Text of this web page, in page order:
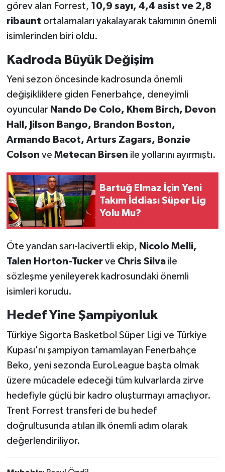
görev alan Forrest, 10,9 sayı, 4,4 asist ve 2,8
ribaunt ortalamaları yakalayarak takımının önemli
isimlerinden biri oldu.
Kadroda Büyük Değişim
Yeni sezon öncesinde kadrosunda önemli
değişikliklere giden Fenerbahçe, deneyimli
oyuncular Nando De Colo, Khem Birch, Devon
Hall, Jilson Bango, Brandon Boston,
Armando Bacot, Arturs Zagars, Bonzie
Colson ve Metecan Birsen ile yollarını ayırmıştı.
Bartuğ Elmaz İçin Yeni
Takım İddiası Süper Lig
Yolu Mu?
Öte yandan sarı-lacivertli ekip, Nicolo Melli,
Talen Horton-Tuckerve Chris Silvaile
sözleşme yenileyerek kadrosundaki önemli
isimleri korudu.
Hedef Yine Şampiyonluk
Türkiye Sigorta Basketbol Süper Ligi ve Türkiye
Kupası'nı şampiyon tamamlayan Fenerbahçe
Beko, yeni sezonda EuroLeague başta olmak
üzere mücadele edeceği tüm kulvarlarda zirve
hedefiyle güçlü bir kadro oluşturmayı amaçlıyor.
Trent Forrest transferi de bu hedef
doğrultusunda atılan ilk önemli adım olarak
değerlendiriliyor.